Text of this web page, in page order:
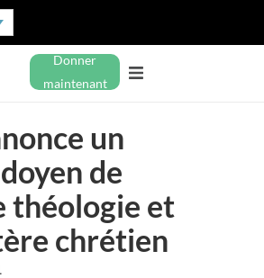
Donner
maintenant
un
de
théologie et
chrétien